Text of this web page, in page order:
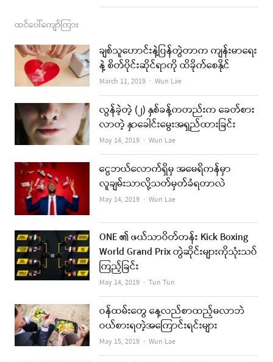
ထင်ပေါ်ကျော်ကြား
ချစ်သူဟောင်းနဲ့ပြန်တွဲတာက ကျန်းမာရေး
နဲ့ စိတ်ပိုင်းဆိုင်ရာကို ထိခိုက်စေနိုင်
March 11, 2019 Author
Wun Lae
လွန်ခဲ့တဲ့ (၂) နှစ်ခန့်ကတည်းက ခေတ်စား
လာတဲ့ နှာခေါင်းမွေးအရှည်ထားခြင်း
May 14, 2019 Author
Wun Lae
ငွေဘယ်လောက်ရှိမှ အမေရိကန်မှာ
လူချမ်းသာလို့သတ်မှတ်ခံရတာလဲ
May 14, 2019 Author
Wun Lae
ONE ၏ ဖယ်သာဝိတ်တန်း Kick Boxing
World Grand Prix တွဲဆိုင်းများကိုသုံးသပ်
ကြည့်ခြင်း
May 14, 2019 Author
Tun Tun
ဝန်ထမ်းတွေ နေ့လည်စာထည့်မလာဘဲ
ဝယ်စားရတဲ့အကြောင်းရင်းများ
May 15, 2019 Author
Wun Lae